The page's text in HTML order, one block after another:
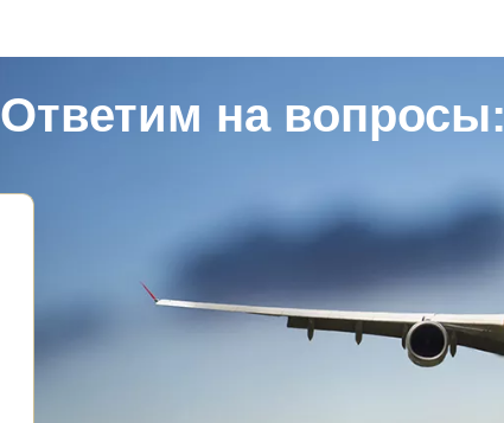
Ответим на вопросы: